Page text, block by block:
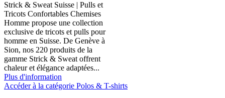
Strick & Sweat Suisse | Pulls et
Tricots Confortables Chemises
Homme propose une collection
exclusive de tricots et pulls pour
homme en Suisse. De Genève à
Sion, nos 220 produits de la
gamme Strick & Sweat offrent
chaleur et élégance adaptées...
Plus d'information
Accéder à la catégorie Polos & T-shirts